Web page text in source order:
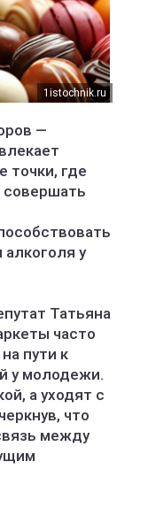
1istochnik.ru
—
точки, где
алкоголя у
Татьяна
часто
пути к
у молодежи.
а уходят с
что
между